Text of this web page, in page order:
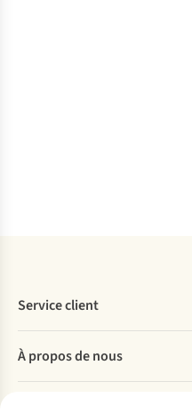
Service client
Commander
Payer
À propos de nous